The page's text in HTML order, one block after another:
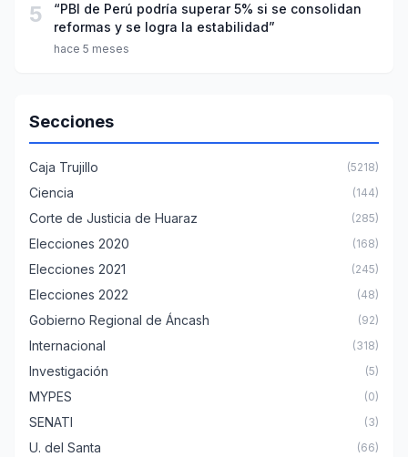
5
“PBI de Perú podría superar 5% si se consolidan
reformas y se logra la estabilidad”
hace 5 meses
Secciones
Caja Trujillo (5218)
Ciencia (144)
Corte de Justicia de Huaraz (285)
Elecciones 2020 (168)
Elecciones 2021 (245)
Elecciones 2022 (48)
Gobierno Regional de Áncash (92)
Internacional (318)
Investigación (5)
MYPES (0)
SENATI (3)
U. del Santa (66)